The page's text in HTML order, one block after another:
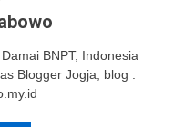
BNPT, Indonesia
Blogger Jogja, blog :